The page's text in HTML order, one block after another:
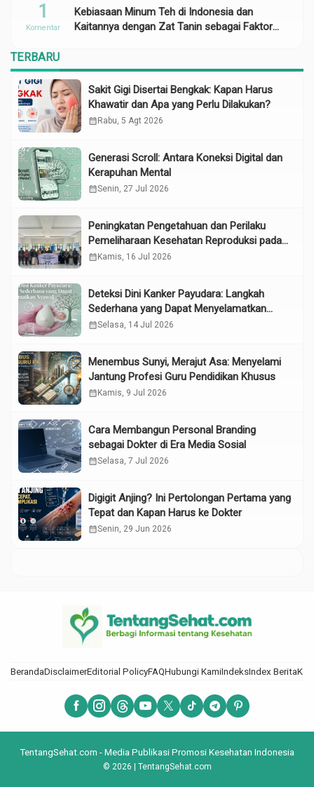
Kebiasaan Minum Teh di Indonesia dan
Kaitannya dengan Zat Tanin sebagai Faktor
1
Komentar
TERBARU
Sakit Gigi Disertai Bengkak: Kapan Harus
Khawatir dan Apa yang Perlu Dilakukan?
calendar_month Rabu, 5 Agt 2026
Generasi Scroll: Antara Koneksi Digital dan
Kerapuhan Mental
calendar_monthSenin, 27 Jul 2026
Peningkatan Pengetahuan dan Perilaku
Pemeliharaan Kesehatan Reproduksi pada
Lansia melalui Edukasi dan Konseling di
calendar_month Kamis, 16 Jul 2026
Deteksi Dini Kanker Payudara: Langkah
Sederhana yang Dapat Menyelamatkan
Nyawa
calendar_monthSelasa, 14 Jul 2026
Menembus Sunyi, Merajut Asa: Menyelami
Jantung Profesi Guru Pendidikan Khusus
calendar_month Kamis, 9 Jul 2026
Cara Membangun Personal Branding
sebagai Dokter di Era Media Sosial
calendar_monthSelasa, 7 Jul 2026
Digigit Anjing? Ini Pertolongan Pertama yang
Tepat dan Kapan Harus ke Dokter
calendar_monthSenin, 29 Jun 2026
BerandaDisclaimerEditorial PolicyFAQHubungi KamiIndeksIndex Berita
TentangSehat.com - Media Publikasi Promosi Kesehatan Indonesia
© 2026 | TentangSehat.com